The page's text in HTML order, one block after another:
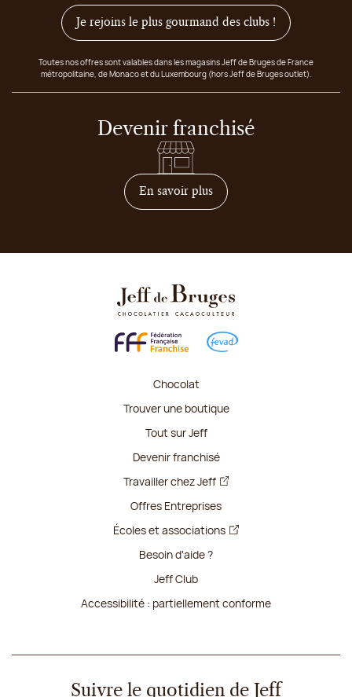
Je rejoins le plus gourmand des clubs !
Toutes nos offres sont valables dans les magasins Jeff de Bruges de France
métropolitaine, de Monaco et du Luxembourg (hors Jeff de Bruges outlet).
Devenir franchisé
En savoir plussur comment devenir
Chocolat
Trouver une boutique
Tout sur Jeff
Devenir franchisé
Travailler chez Jeff
Offres Entreprises
Écoles et associations
Besoin d'aide ?
Jeff Club
Accessibilité : partiellement conforme
Suivre le quotidien de Jeff